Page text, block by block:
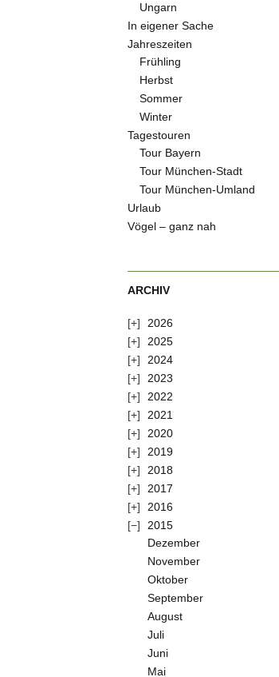
Ungarn
In eigener Sache
Jahreszeiten
Frühling
Herbst
Sommer
Winter
Tagestouren
Tour Bayern
Tour München-Stadt
Tour München-Umland
Urlaub
Vögel – ganz nah
ARCHIV
2026
2025
2024
2023
2022
2021
2020
2019
2018
2017
2016
2015
Dezember
November
Oktober
September
August
Juli
Juni
Mai